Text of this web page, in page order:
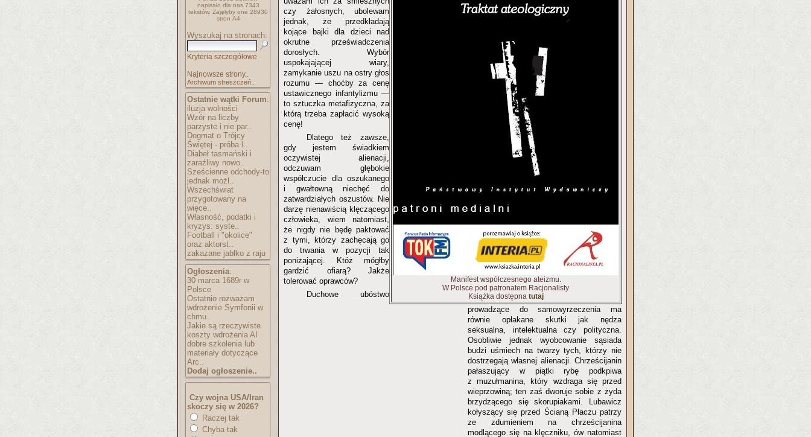
napisało dla nas 7343
tekstów. Zajęłyby one 28930
stron A4
Wyszukaj na stronach:
Kryteria szczegółowe
Najnowsze strony..
Archiwum streszczeń..
Ostatnie wątki Forum:
iluzja wolności
Wzór na liczby
parzyste i nie par..
Dogmat o Trójcy
Świętej - próba l..
Diabeł tasmański i
zaraźliwy nowo..
Sześcienne odchody-to
jednak możl..
Wszechświat
przygotowany na
więce..
Własność, podatki i
kryzys: syste..
Football i "okolice"
oraz aktorst..
zakazane jabłko z raju
Ogłoszenia:
30 marca 1689r w
Polsce
Ostatnio rozważam
wdrożenie Symfonii w
chmu..
Jakie są rzeczywiste
koszty wdrożenia AI
dobre szkolenia lub
materiały dotyczące
Arc..
Dodaj ogłoszenie..
Czy wojna USA/Iran
skoczy się w 2026?
Raczej tak
Chyba tak
Manifest współczesnego ateizmu.
W Polsce pod patronatem Racjonalisty
Książka dostępna tutaj
czy żałosnych, ubolewam
jednak, że przedkładają
kojące bajki dla dzieci nad
okrutne przeświadczenia
dorosłych. Wybór
uspokajającej wiary,
zamykanie uszu na ostry głos
rozumu — choćby za cenę
ustawicznego infantylizmu —
to sztuczka metafizyczna, za
którą trzeba zapłacić wysoką
cenę!
Dlatego też zawsze,
gdy jestem świadkiem
oczywistej alienacji,
odczuwam głębokie
współczucie dla oszukanego
i gwałtowną niechęć do
zatwardziałych oszustów. Nie
darzę nienawiścią klęczącego
człowieka, wiem natomiast,
że nigdy nie będę paktować
z tymi, którzy zachęcają go
do trwania w pozycji tak
poniżającej. Któż mógłby
gardzić ofiarą? Jakże
tolerować oprawców?
Duchowe ubóstwo
prowadzące do samowyrzeczenia ma
równie opłakane skutki jak nędza
seksualna, intelektualna czy polityczna.
Osobliwie jednak wyobcowanie sąsiada
budzi uśmiech na twarzy tych, którzy nie
dostrzegają własnej alienacji. Chrześcijanin
pałaszujący w piątki rybę podkpiwa
z muzułmanina, który wzdraga się przed
wieprzowiną; ten zaś dworuje sobie z żyda
brzydzącego się skorupiakami. Lubawicz
kołyszący się przed Ścianą Płaczu patrzy
ze zdumieniem na chrześcijanina
modlącego się na klęczniku, ów natomiast